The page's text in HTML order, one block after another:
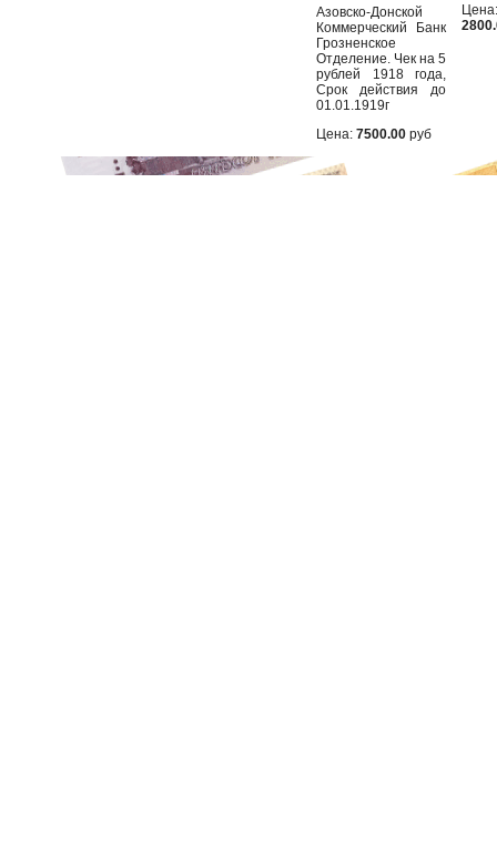
Азовско-Донской
Коммерческий Банк
Грозненское
Отделение. Чек на 5
рублей 1918 года,
Срок действия до
01.01.1919г
Цена: 7500.00 руб
Цена: